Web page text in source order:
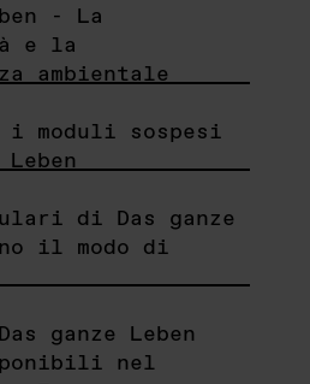
- La
e la
ambientale
i moduli sospesi
di Das ganze
il modo di
ganze Leben
nel